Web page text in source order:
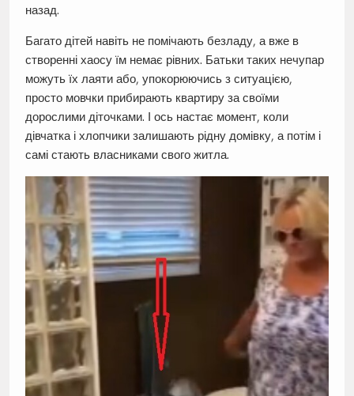
назад.
Багато дітей навіть не помічають безладу, а вже в
створенні хаосу їм немає рівних. Батьки таких нечупар
можуть їх лаяти або, упокорюючись з ситуацією,
просто мовчки прибирають квартиру за своїми
дорослими діточками. І ось настає момент, коли
дівчатка і хлопчики залишають рідну домівку, а потім і
самі стають власниками свого житла.